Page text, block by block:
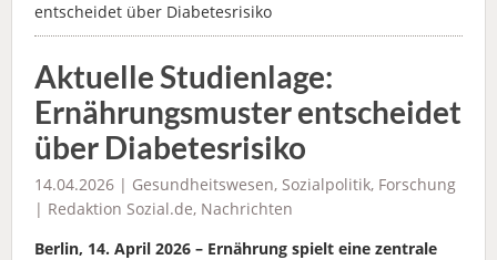
entscheidet über Diabetesrisiko
Aktuelle Studienlage:
Ernährungsmuster entscheidet
über Diabetesrisiko
14.04.2026 | Gesundheitswesen, Sozialpolitik, Forschung
| Redaktion Sozial.de, Nachrichten
Berlin, 14. April 2026 – Ernährung spielt eine zentrale